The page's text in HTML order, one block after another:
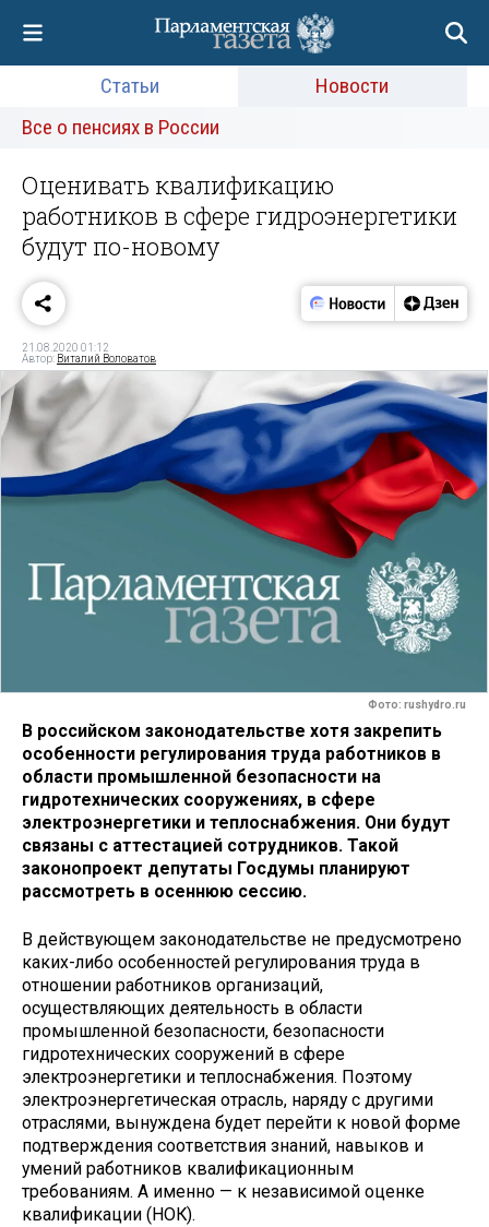
Статьи
Новости
Все о пенсиях в России
Оценивать квалификацию
работников в сфере гидроэнергетики
будут по-новому
21.08.2020 01:12
Автор: Виталий Воловатов
Фото: rushydro.ru
В российском законодательстве хотя закрепить
особенности регулирования труда работников в
области промышленной безопасности на
гидротехнических сооружениях, в сфере
электроэнергетики и теплоснабжения. Они будут
связаны с аттестацией сотрудников. Такой
законопроект депутаты Госдумы планируют
рассмотреть в осеннюю сессию.
В действующем законодательстве не предусмотрено
каких-либо особенностей регулирования труда в
отношении работников организаций,
осуществляющих деятельность в области
промышленной безопасности, безопасности
гидротехнических сооружений в сфере
электроэнергетики и теплоснабжения. Поэтому
электроэнергетическая отрасль, наряду с другими
отраслями, вынуждена будет перейти к новой форме
подтверждения соответствия знаний, навыков и
умений работников квалификационным
требованиям. А именно — к независимой оценке
квалификации (НОК).